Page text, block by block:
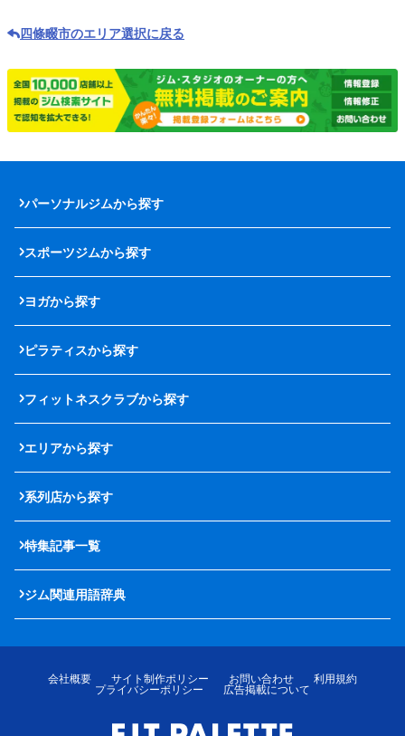
四條畷市のエリア選択に戻る
パーソナルジムから探す
スポーツジムから探す
ヨガから探す
ピラティスから探す
フィットネスクラブから探す
エリアから探す
系列店から探す
特集記事一覧
ジム関連用語辞典
会社概要 サイト制作ポリシー お問い合わせ
利用規約
プライバシーポリシー
広告掲載について